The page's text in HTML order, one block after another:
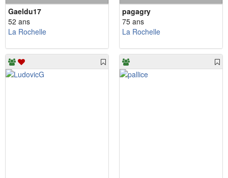
Gaeldu17
52 ans
La Rochelle
pagagry
75 ans
La Rochelle